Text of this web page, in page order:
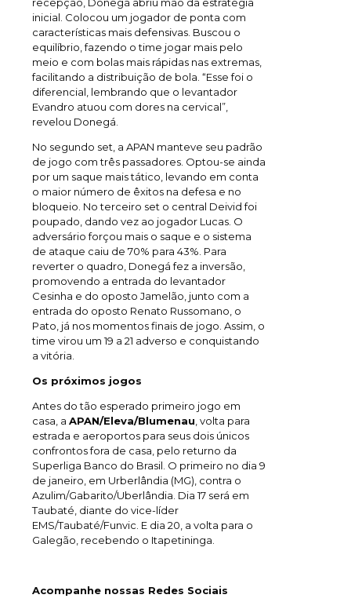
inicial. Colocou um jogador de ponta com
características mais defensivas. Buscou o
equilíbrio, fazendo o time jogar mais pelo
meio e com bolas mais rápidas nas extremas,
facilitando a distribuição de bola. “Esse foi o
diferencial, lembrando que o levantador
Evandro atuou com dores na cervical”,
revelou Donegá.
No segundo set, a APAN manteve seu padrão
de jogo com três passadores. Optou-se ainda
por um saque mais tático, levando em conta
o maior número de êxitos na defesa e no
bloqueio. No terceiro set o central Deivid foi
poupado, dando vez ao jogador Lucas. O
adversário forçou mais o saque e o sistema
de ataque caiu de 70% para 43%. Para
reverter o quadro, Donegá fez a inversão,
promovendo a entrada do levantador
Cesinha e do oposto Jamelão, junto com a
entrada do oposto Renato Russomano, o
Pato, já nos momentos finais de jogo. Assim, o
time virou um 19 a 21 adverso e conquistando
a vitória.
Os próximos jogos
Antes do tão esperado primeiro jogo em
casa, a APAN/Eleva/Blumenau , volta para
estrada e aeroportos para seus dois únicos
confrontos fora de casa, pelo returno da
Superliga Banco do Brasil. O primeiro no dia 9
de janeiro, em Urberlândia (MG), contra o
Azulim/Gabarito/Uberlândia. Dia 17 será em
Taubaté, diante do vice-líder
EMS/Taubaté/Funvic. E dia 20, a volta para o
Galegão, recebendo o Itapetininga.
Acompanhe nossas Redes Sociais